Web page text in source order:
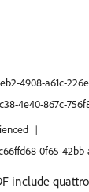
4908-a61c-
4e40-867c-
0f65-
include